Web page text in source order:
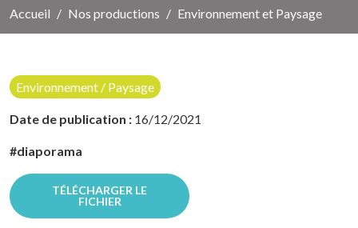
Accueil Nos productions Environnement et Paysage
Environnement / Paysage
Date de publication : 16/12/2021
#diaporama
TÉLÉCHARGER LE
FICHIER